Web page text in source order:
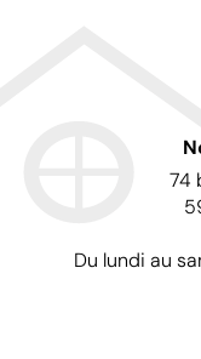
74
Du lundi au